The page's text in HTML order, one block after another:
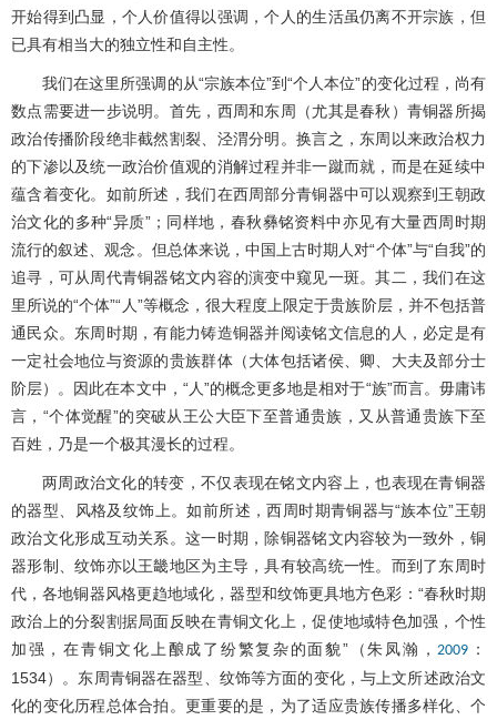
开始得到凸显，个人价值得以强调，个人的生活虽仍离不开宗族，但
已具有相当大的独立性和自主性。
我们在这里所强调的从“宗族本位”到“个人本位”的变化过程，尚有
数点需要进一步说明。首先，西周和东周（尤其是春秋）青铜器所揭
政治传播阶段绝非截然割裂、泾渭分明。换言之，东周以来政治权力
的下渗以及统一政治价值观的消解过程并非一蹴而就，而是在延续中
蕴含着变化。如前所述，我们在西周部分青铜器中可以观察到王朝政
治文化的多种“异质”；同样地，春秋彝铭资料中亦见有大量西周时期
流行的叙述、观念。但总体来说，中国上古时期人对“个体”与“自我”的
追寻，可从周代青铜器铭文内容的演变中窥见一斑。其二，我们在这
里所说的“个体”“人”等概念，很大程度上限定于贵族阶层，并不包括普
通民众。东周时期，有能力铸造铜器并阅读铭文信息的人，必定是有
一定社会地位与资源的贵族群体（大体包括诸侯、卿、大夫及部分士
阶层）。因此在本文中，“人”的概念更多地是相对于“族”而言。毋庸讳
言，“个体觉醒”的突破从王公大臣下至普通贵族，又从普通贵族下至
百姓，乃是一个极其漫长的过程。
两周政治文化的转变，不仅表现在铭文内容上，也表现在青铜器
的器型、风格及纹饰上。如前所述，西周时期青铜器与“族本位”王朝
政治文化形成互动关系。这一时期，除铜器铭文内容较为一致外，铜
器形制、纹饰亦以王畿地区为主导，具有较高统一性。而到了东周时
代，各地铜器风格更趋地域化，器型和纹饰更具地方色彩：“春秋时期
政治上的分裂割据局面反映在青铜文化上，促使地域特色加强，个性
加强，在青铜文化上酿成了纷繁复杂的面貌”（朱凤瀚， 2009 ：
1534）。东周青铜器在器型、纹饰等方面的变化，与上文所述政治文
化的变化历程总体合拍。更重要的是，为了适应贵族传播多样化、个